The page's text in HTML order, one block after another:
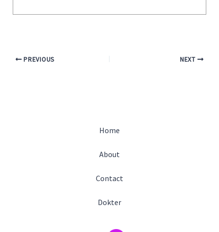
PREVIOUS NEXT
Home
About
Contact
Dokter